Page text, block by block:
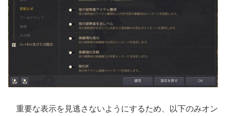
重要な表示を見逃さないようにするため、以下のみオン